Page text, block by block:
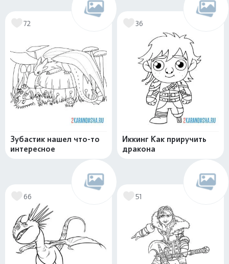
72
Зубастик нашел что-то
интересное
36
Иккинг Как приручить
дракона
66 51